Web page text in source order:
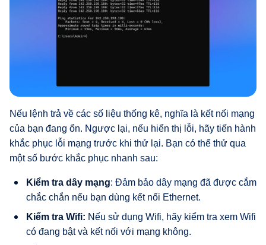
Nếu lệnh trả về các số liệu thống kê, nghĩa là kết nối mạng
của bạn đang ổn. Ngược lại, nếu hiển thị lỗi, hãy tiến hành
khắc phục lỗi mạng trước khi thử lại. Bạn có thể thử qua
một số bước khắc phục nhanh sau:
Kiểm tra dây mạng: Đảm bảo dây mạng đã được cắm
chắc chắn nếu bạn dùng kết nối Ethernet.
Kiểm tra Wifi: Nếu sử dụng Wifi, hãy kiểm tra xem Wifi
có đang bật và kết nối với mạng không.